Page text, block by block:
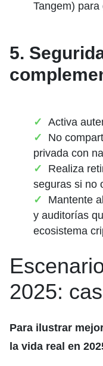
Tangem)
5.
Activa
No
privada con
Realiza
seguras si no
Mantente
y auditorías
ecosistema
2025:
Para ilustrar
la vida real en